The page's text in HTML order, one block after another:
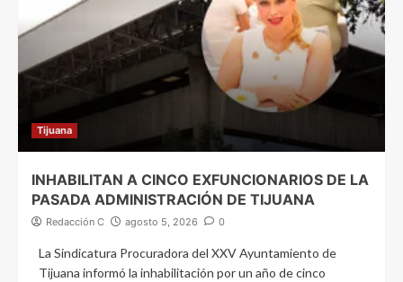
Tijuana
INHABILITAN A CINCO EXFUNCIONARIOS DE LA
PASADA ADMINISTRACIÓN DE TIJUANA
Redacción C agosto 5, 2026 0
La Sindicatura Procuradora del XXV Ayuntamiento de
Tijuana informó la inhabilitación por un año de cinco